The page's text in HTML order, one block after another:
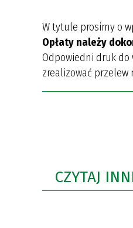
W tytule prosimy o
Opłaty należy
Odpowiedni druk do
zrealizować
CZYTAJ